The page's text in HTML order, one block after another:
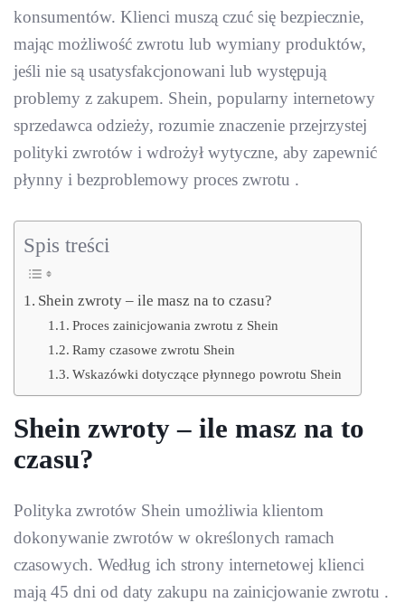
konsumentów. Klienci muszą czuć się bezpiecznie,
mając możliwość zwrotu lub wymiany produktów,
jeśli nie są usatysfakcjonowani lub występują
problemy z zakupem. Shein, popularny internetowy
sprzedawca odzieży, rozumie znaczenie przejrzystej
polityki zwrotów i wdrożył wytyczne, aby zapewnić
płynny i bezproblemowy proces zwrotu .
Spis treści
Shein zwroty – ile masz na to czasu?
Proces zainicjowania zwrotu z Shein
Ramy czasowe zwrotu Shein
Wskazówki dotyczące płynnego powrotu Shein
Shein zwroty – ile masz na to
czasu?
Polityka zwrotów Shein umożliwia klientom
dokonywanie zwrotów w określonych ramach
czasowych. Według ich strony internetowej klienci
mają 45 dni od daty zakupu na zainicjowanie zwrotu .